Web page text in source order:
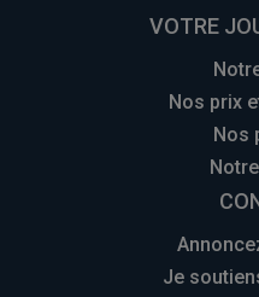
VOTRE
Nos prix
Nos
Je